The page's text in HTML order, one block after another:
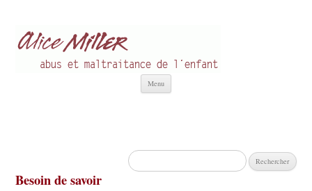
Menu
Rechercher :
Besoin de savoir